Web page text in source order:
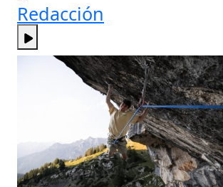
Redacción